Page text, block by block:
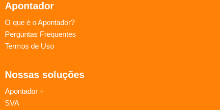
Apontador
O que é o Apontador?
Perguntas Frequentes
Termos de Uso
Nossas soluções
Apontador +
SVA